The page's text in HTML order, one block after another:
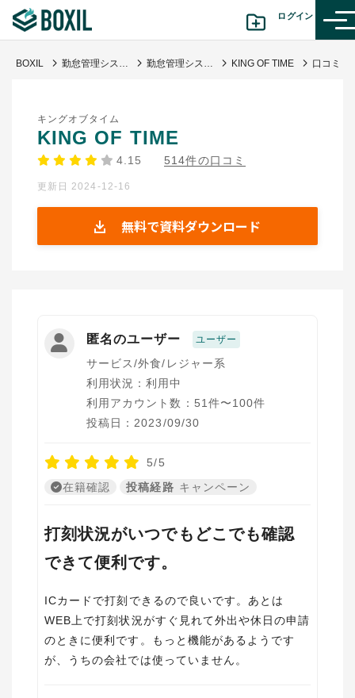
ログイン
診断から探す(β版)
BOXILの使い方ガイド 情報掲載をご希望の方へ
BOXIL 勤怠管理システムおすすめ17選 - 一覧比較表で費用・機能 | 選び方【シェアランキング】 勤怠管理システム KING OF TIME
キングオブタイム
KING OF TIME
4.15 514件の口コミ
更新日 2024-12-16
無料で資料ダウンロード
匿名のユーザー ユーザー
サービス/外食/レジャー系
利用状況：利用中
利用アカウント数：51件〜100件
投稿日：2023/09/30
5/5
在籍確認
投稿経路 キャンペーン
打刻状況がいつでもどこでも確認
できて便利です。
ICカードで打刻できるので良いです。あとは
WEB上で打刻状況がすぐ見れて外出や休日の申請
のときに便利です。もっと機能があるようです
が、うちの会社では使っていません。